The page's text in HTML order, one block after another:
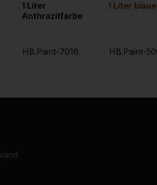
1 Liter
Anthrazitfarbe
1 Liter
HB.Paint-7016 HB.Paint-